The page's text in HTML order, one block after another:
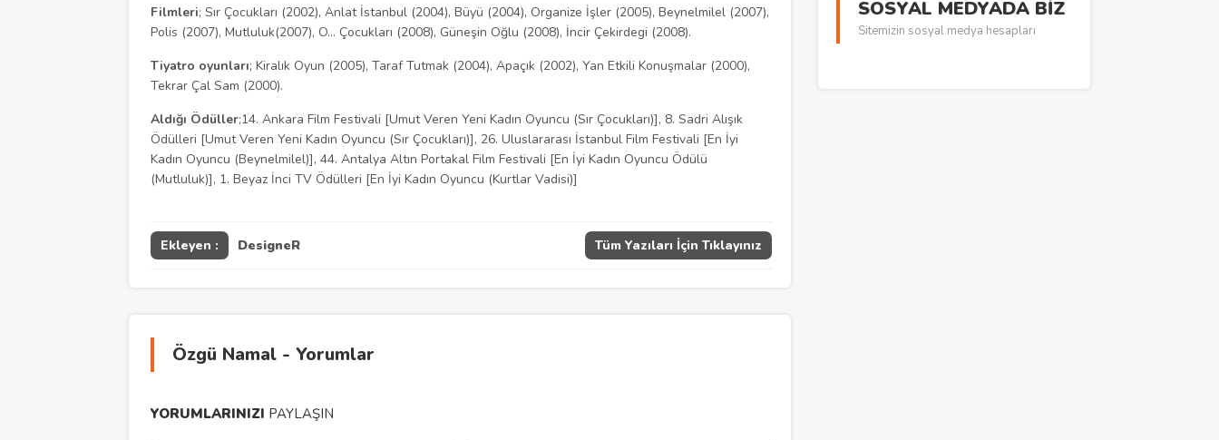
Filmleri; Sır Çocukları (2002), Anlat İstanbul (2004), Büyü (2004), Organize İşler (2005), Beynelmilel (2007),
Polis (2007), Mutluluk(2007), O… Çocukları (2008), Güneşin Oğlu (2008), İncir Çekirdegi (2008).
Tiyatro oyunları; Kiralık Oyun (2005), Taraf Tutmak (2004), Apaçık (2002), Yan Etkili Konuşmalar (2000),
Tekrar Çal Sam (2000).
Aldığı Ödüller;14. Ankara Film Festivali [Umut Veren Yeni Kadın Oyuncu (Sır Çocukları)], 8. Sadri Alışık
Ödülleri [Umut Veren Yeni Kadın Oyuncu (Sır Çocukları)], 26. Uluslararası İstanbul Film Festivali [En İyi
Kadın Oyuncu (Beynelmilel)], 44. Antalya Altın Portakal Film Festivali [En İyi Kadın Oyuncu Ödülü
(Mutluluk)], 1. Beyaz İnci TV Ödülleri [En İyi Kadın Oyuncu (Kurtlar Vadisi)]
Ekleyen : DesigneR Tüm Yazıları İçin Tıklayınız
Özgü Namal - Yorumlar
YORUMLARINIZI PAYLAŞIN
SOSYAL MEDYADA BİZ
Sitemizin sosyal medya hesapları